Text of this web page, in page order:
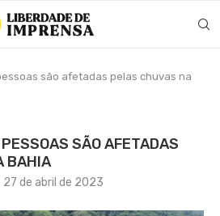
são afetadas pelas chuvas na
SÃO AFETADAS
BAHIA
27 de abril de 2023